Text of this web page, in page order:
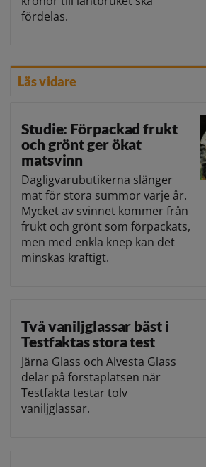
fördelas.
Läs vidare
Studie: Förpackad frukt
och grönt ger ökat
matsvinn
Dagligvarubutikerna slänger
mat för stora summor varje år.
Mycket av svinnet kommer från
frukt och grönt som förpackats,
men med enkla knep kan det
minskas kraftigt.
Två vaniljglassar bäst i
Testfaktas stora test
Järna Glass och Alvesta Glass
delar på förstaplatsen när
Testfakta testar tolv
vaniljglassar.